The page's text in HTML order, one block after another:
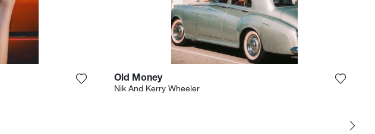
Voeg het product toe aan mijn verlanglijst
Old Money
Nik And Kerry Wheeler